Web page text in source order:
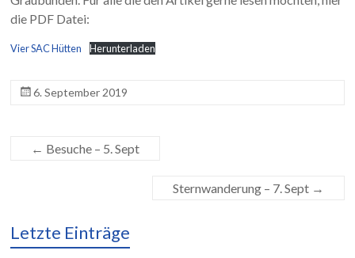
die PDF Datei:
Vier SAC Hütten Herunterladen
6. September 2019
← Besuche – 5. Sept
Sternwanderung – 7. Sept →
Letzte Einträge